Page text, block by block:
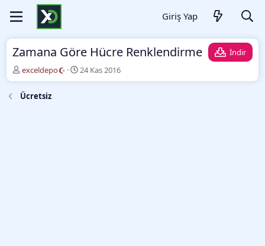
Giriş Yap
Zamana Göre Hücre Renklendirme
İndir
Y
a
z
a
exceldepo
O
l
24 Kas 2016
Ücretsiz